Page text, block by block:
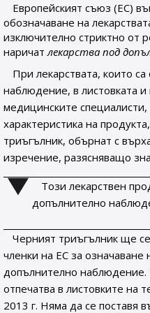
Европейският съюз (ЕС)
обозначаване на
изключително стриктно от
наричатлекарства под
При лекарствата, които
наблюдение, в листовката
медицинските специалисти,
характеристика на
триъгълник, обърнат с
изречение, разясняващо
Този лекарствен
допълнително
Черният триъгълник ще
членки на ЕС за означаване
допълнително
отпечатва в листовките на
2013 г. Няма да се поставя